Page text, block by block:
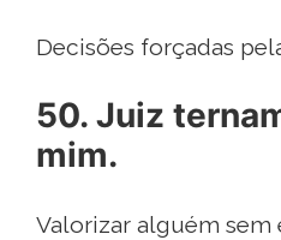
Decisões forçadas
50. Juiz
mim.
Valorizar alguém sem